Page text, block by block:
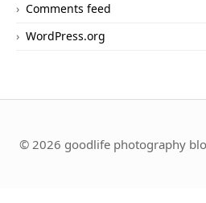
Comments feed
WordPress.org
© 2026 goodlife photography